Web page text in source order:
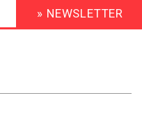
HEADER
MENU
» NEWSLETTER